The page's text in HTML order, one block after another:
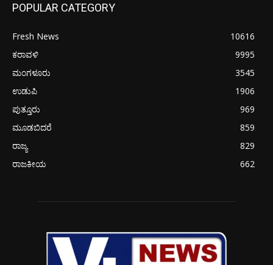
POPULAR CATEGORY
Fresh News
10616
ಕರಾವಳಿ
9995
ಮಂಗಳೂರು
3545
ಉಡುಪಿ
1906
ಪುತ್ತೂರು
969
ಮೂಡಬಿದರೆ
859
ರಾಜ್ಯ
829
ರಾಜಕೀಯ
662